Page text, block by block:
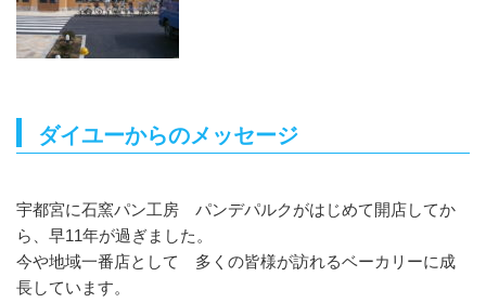
ダイユーからのメッセージ
宇都宮に石窯パン工房 パンデパルクがはじめて開店してか
ら、早11年が過ぎました。
今や地域一番店として 多くの皆様が訪れるベーカリーに成
長しています。